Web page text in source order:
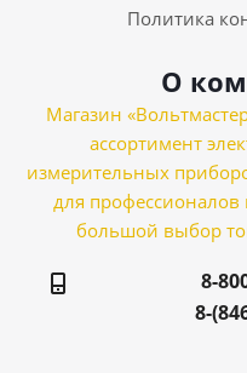
Политика
О
Магазин
ассортимент
измерительных
для
большой выбор
8-
8-